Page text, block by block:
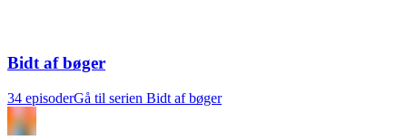
Bidt af bøger
34 episoderGå til serien Bidt af bøger